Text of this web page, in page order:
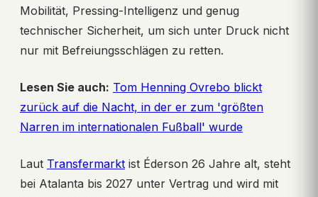
Mobilität, Pressing-Intelligenz und genug
technischer Sicherheit, um sich unter Druck nicht
nur mit Befreiungsschlägen zu retten.
Lesen Sie auch: Tom Henning Ovrebo blickt
zurück auf die Nacht, in der er zum 'größten
Narren im internationalen Fußball' wurde
Laut Transfermarkt ist Éderson 26 Jahre alt, steht
bei Atalanta bis 2027 unter Vertrag und wird mit